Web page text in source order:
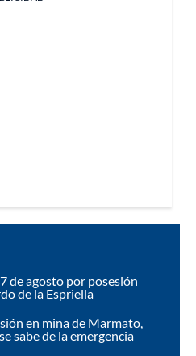
de agosto por posesión
de la Espriella
en mina de Marmato,
sabe de la emergencia